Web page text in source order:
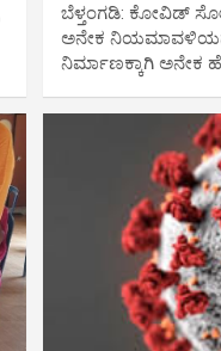
ಬೆಳ್ತಂಗಡಿ: ಕೋವಿಡ್
ಅನೇಕ
ನಿರ್ಮಾಣಕ್ಕಾಗಿ ಅನೇಕ